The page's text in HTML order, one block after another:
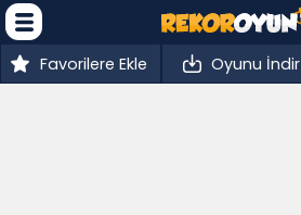
Favorilere Ekle Oyunu İndir